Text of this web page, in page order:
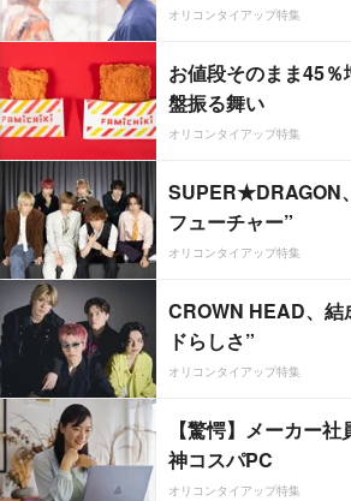
オリコンタイアップ特集
お値段そのまま45
盤振る舞い
オリコンタイアップ特集
SUPER★DRAGON
フューチャー”
オリコンタイアップ特集
CROWN HEAD、結
ドらしさ”
オリコンタイアップ特集
【驚愕】メーカー
神コスパPC
オリコンタイアップ特集